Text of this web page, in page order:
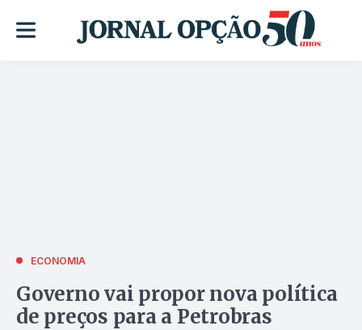
ECONOMIA
Governo vai propor nova política
de preços para a Petrobras